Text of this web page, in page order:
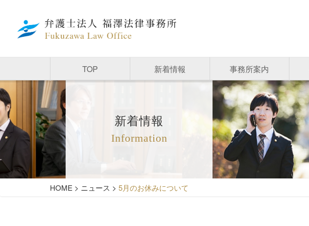
TOP 新着情報 事務所案内
新着情報
Information
HOME > ニュース > 5月のお休みについて